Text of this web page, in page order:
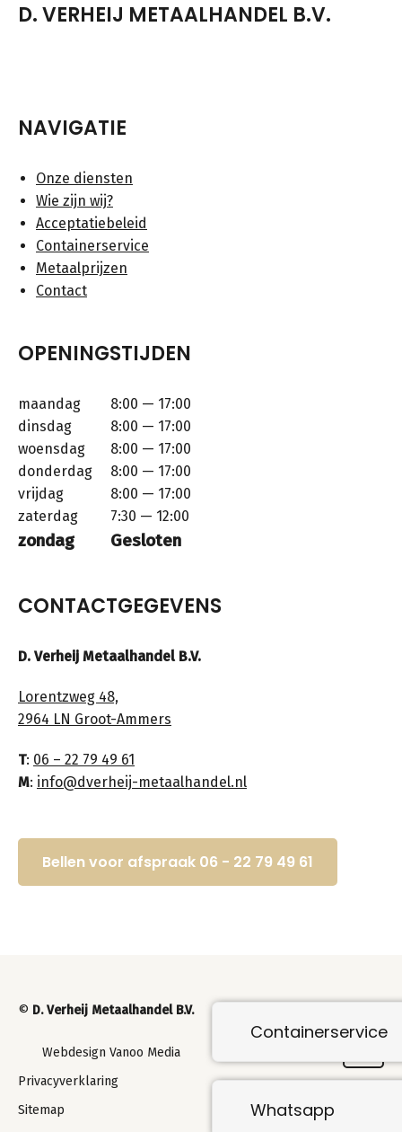
D. VERHEIJ METAALHANDEL B.V.
NAVIGATIE
Onze diensten
Wie zijn wij?
Acceptatiebeleid
Containerservice
Metaalprijzen
Contact
OPENINGSTIJDEN
maandag
8:00 — 17:00
dinsdag
8:00 — 17:00
woensdag
8:00 — 17:00
donderdag
8:00 — 17:00
vrijdag
8:00 — 17:00
zaterdag
7:30 — 12:00
zondag Gesloten
CONTACTGEGEVENS
D. Verheij Metaalhandel B.V.
Lorentzweg 48,
2964 LN Groot-Ammers
T: 06 – 22 79 49 61
M: info@dverheij-metaalhandel.nl
Bellen voor afspraak 06 - 22 79 49 61
Containerservice
Whatsapp
© D. Verheij Metaalhandel B.V.
Webdesign Vanoo Media
Privacyverklaring
Sitemap